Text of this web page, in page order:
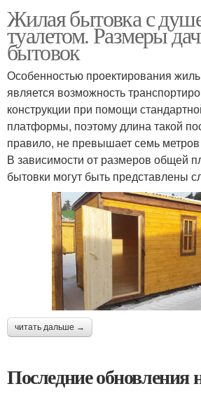
Жилая бытовка с
туалетом. Размеры
бытовок
Особенностью проектирования
является возможность
конструкции при помощи
платформы, поэтому длина такой
правило, не превышает семь
В зависимости от размеров общей
бытовки могут быть представлены
читать дальше →
Последние обновления